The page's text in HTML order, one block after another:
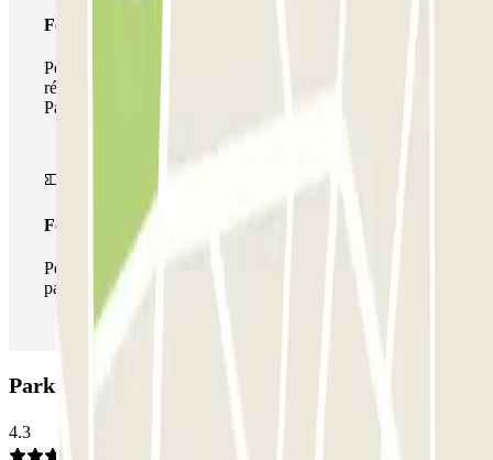
Forfait de stationnement multiple
Pendant votre séjour, vous pouvez utiliser l'ensemble du
réseau de parkings de cet opérateur disponible sur
Parclick.
Forfait illimité
Pendant votre séjour, vous pouvez entrer et sortir du
parking aussi souvent que vous le souhaitez.
Parking Garage Fleming: Avis
4.3